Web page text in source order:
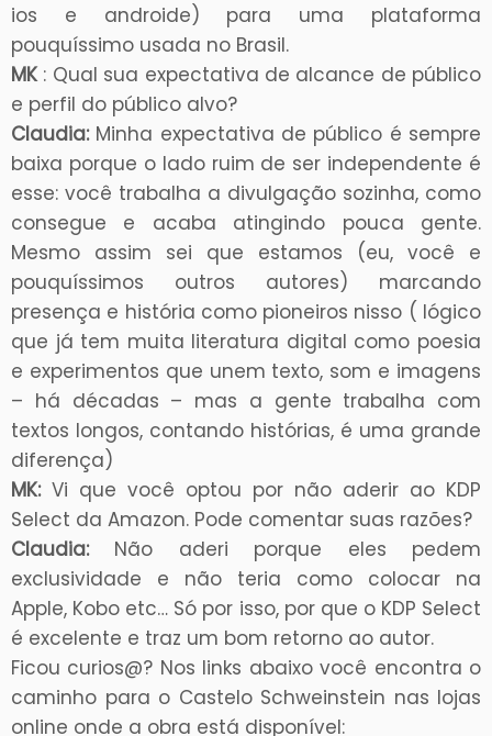
ios e androide) para uma plataforma
pouquíssimo usada no Brasil.
MK: Qual sua expectativa de alcance de público
e perfil do público alvo?
Claudia:Minha expectativa de público é sempre
baixa porque o lado ruim de ser independente é
esse: você trabalha a divulgação sozinha, como
consegue e acaba atingindo pouca gente.
Mesmo assim sei que estamos (eu, você e
pouquíssimos outros autores) marcando
presença e história como pioneiros nisso ( lógico
que já tem muita literatura digital como poesia
e experimentos que unem texto, som e imagens
– há décadas – mas a gente trabalha com
textos longos, contando histórias, é uma grande
diferença)
MK:Vi que você optou por não aderir ao KDP
Select da Amazon. Pode comentar suas razões?
Claudia:Não aderi porque eles pedem
exclusividade e não teria como colocar na
Apple, Kobo etc… Só por isso, por que o KDP Select
é excelente e traz um bom retorno ao autor.
Ficou curios@? Nos links abaixo você encontra o
caminho para o Castelo Schweinstein nas lojas
online onde a obra está disponível: